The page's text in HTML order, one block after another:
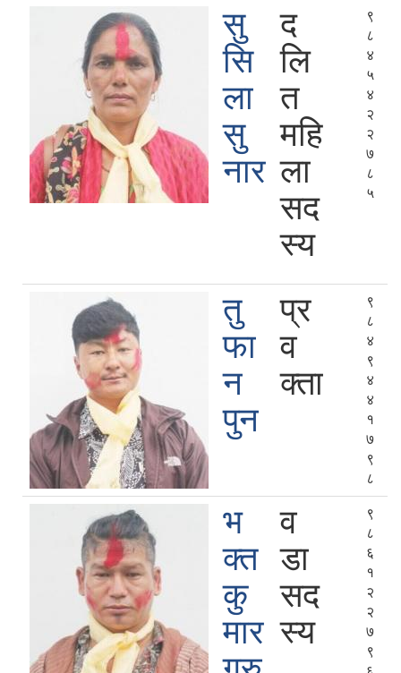
सु
सि
ला
सु
नार
द
लि
त
महि
ला
सद
स्य
९
८
४
५
४
२
२
७
८
५
तु
फा
न
पुन
प्र
व
क्ता
९
८
४
९
४
४
१
७
९
८
भ
क्त
कु
मार
व
डा
सद
स्य
९
८
६
१
२
२
७
९